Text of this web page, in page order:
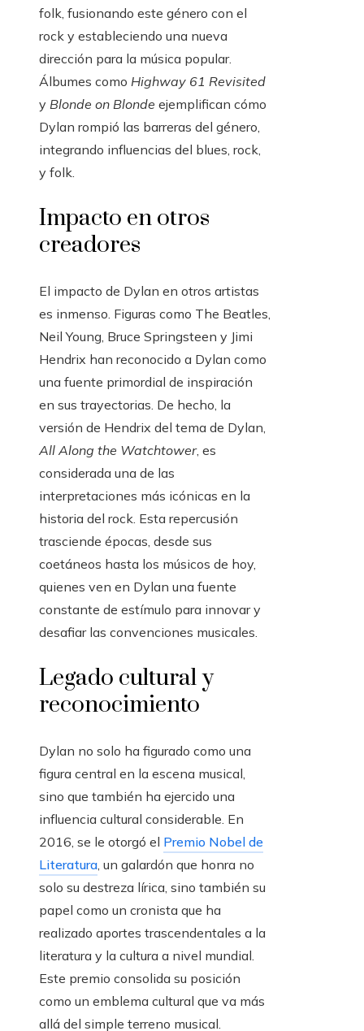
folk, fusionando este género con el
rock y estableciendo una nueva
dirección para la música popular.
Álbumes como Highway 61 Revisited
y Blonde on Blonde ejemplifican cómo
Dylan rompió las barreras del género,
integrando influencias del blues, rock,
y folk.
Impacto en otros
creadores
El impacto de Dylan en otros artistas
es inmenso. Figuras como The Beatles,
Neil Young, Bruce Springsteen y Jimi
Hendrix han reconocido a Dylan como
una fuente primordial de inspiración
en sus trayectorias. De hecho, la
versión de Hendrix del tema de Dylan,
All Along the Watchtower, es
considerada una de las
interpretaciones más icónicas en la
historia del rock. Esta repercusión
trasciende épocas, desde sus
coetáneos hasta los músicos de hoy,
quienes ven en Dylan una fuente
constante de estímulo para innovar y
desafiar las convenciones musicales.
Legado cultural y
reconocimiento
Dylan no solo ha figurado como una
figura central en la escena musical,
sino que también ha ejercido una
influencia cultural considerable. En
2016, se le otorgó el Premio Nobel de
Literatura, un galardón que honra no
solo su destreza lírica, sino también su
papel como un cronista que ha
realizado aportes trascendentales a la
literatura y la cultura a nivel mundial.
Este premio consolida su posición
como un emblema cultural que va más
allá del simple terreno musical.